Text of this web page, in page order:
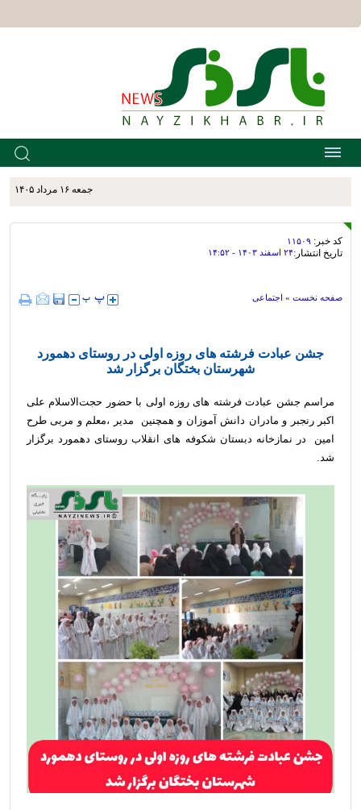
جمعه ۱۶ مرداد ۱۴۰۵
کد خبر: ۱۱۵۰۹
تاریخ انتشار:۲۴ اسفند ۱۴۰۳ - ۱۴:۵۲
صفحه نخست » اجتماعی
جشن عبادت فرشته های روزه اولی در روستای دهمورد
شهرستان بختگان برگزار شد
مراسم جشن عبادت فرشته های روزه اولی با حضور حجت‌الاسلام علی
اکبر رنجبر و مادران دانش آموزان و همچنین مدیر ،معلم و مربی طرح
امین در نمازخانه دبستان شکوفه های انقلاب روستای دهمورد برگزار
شد.